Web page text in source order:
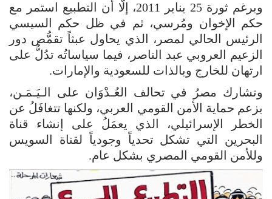
وبرغم ثورة 25 يناير 2011، إلَّا أن التطبيع استمر مع
حكم الإخوان ومُرسي، ثم في ظل حكم السيسي
الرئيس الحالي لمصر، الذي يحاول عبثاً تقمُّص دور
الزعيم العروبي عبد الناصر، فيما سياساتُه تدُلُّ على
ارتهان للخارج وبالذات للسعودية والإمارات.
وتشارك مصرُ في تحالف العُـدْوَان على الـيَـمَـن،
بزعم حماية الأمن القومي العربي، ولكنها تتغافَلُ عن
الخطر الإسرائيلي، الذي يعمَلُ على إنشاء قناة
البحرين التي تشكل تحدياً وجودياً لقناة السويس
وللأمن القومي المصري بشكل عام.